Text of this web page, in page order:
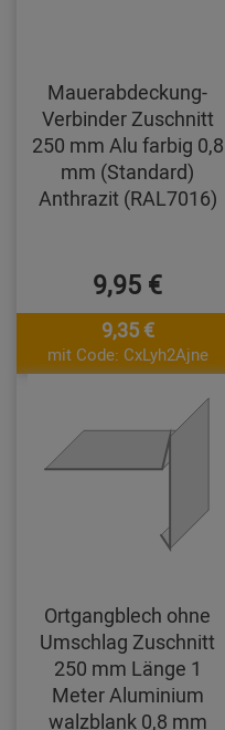
Mauerabdeckung-
Verbinder Zuschnitt
250 mm Alu farbig 0,8
mm (Standard)
Anthrazit (RAL7016)
9,95 €
9,35 €
mit Code: CxLyh2Ajne
Ortgangblech ohne
Umschlag Zuschnitt
250 mm Länge 1
Meter Aluminium
walzblank 0,8 mm